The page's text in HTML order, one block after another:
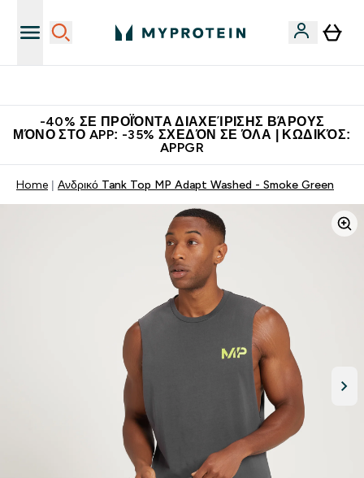
-40% ΣΕ ΠΡΟΪΌΝΤΑ ΔΙΑΧΕΊΡΙΣΗΣ ΒΆΡΟΥΣ
ΜΌΝΟ ΣΤΟ APP: -35% ΣΧΕΔΌΝ ΣΕ ΌΛΑ | ΚΩΔΙΚΌΣ:
APPGR
Home Ανδρικό Tank Top MP Adapt Washed - Smoke Green